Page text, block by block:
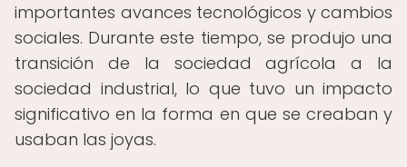
importantes avances tecnológicos y cambios
sociales. Durante este tiempo, se produjo una
transición de la sociedad agrícola a la
sociedad industrial, lo que tuvo un impacto
significativo en la forma en que se creaban y
usaban las joyas.